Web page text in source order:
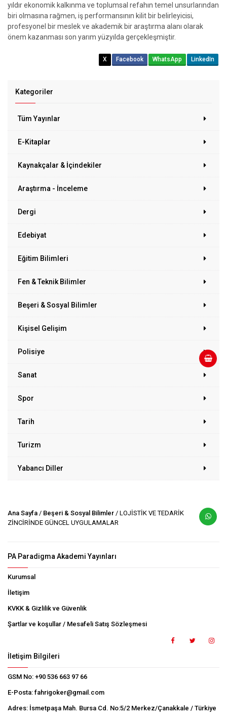
Kategoriler
Tüm Yayınlar
E-Kitaplar
Kaynakçalar & İçindekiler
Araştırma - İnceleme
Dergi
Edebiyat
Eğitim Bilimleri
Fen & Teknik Bilimler
Beşeri & Sosyal Bilimler
Kişisel Gelişim
Polisiye
Sanat
Spor
Tarih
Turizm
Yabancı Diller
yıldır ekonomik kalkınma ve toplumsal refahın temel unsurlarından
biri olmasına rağmen, iş performansının kilit bir belirleyicisi,
profesyonel bir meslek ve akademik bir araştırma alanı olarak
önem kazanması son yarım yüzyılda gerçekleşmiştir.
X Facebook WhatsApp LinkedIn
Ana Sayfa / Beşeri & Sosyal Bilimler / LOJİSTİK VE TEDARİK
ZİNCİRİNDE GÜNCEL UYGULAMALAR
PA Paradigma Akademi Yayınları
Kurumsal
İletişim
KVKK & Gizlilik ve Güvenlik
Şartlar ve koşullar / Mesafeli Satış Sözleşmesi
İletişim Bilgileri
GSM No: +90 536 663 97 66
E-Posta: fahrigoker@gmail.com
Adres: İsmetpaşa Mah. Bursa Cd. No:5/2 Merkez/Çanakkale / Türkiye